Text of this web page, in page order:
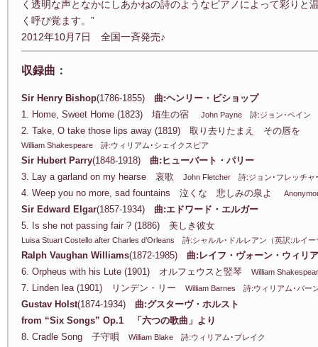
く透明な声となかにしあかねの詩のようなピアノによって彩りと
く呼び覚ます。”
2012年10月7日 全国一斉発売♪
収録曲：
Sir Henry Bishop(1786-1855) 曲:ヘンリー・ビショップ
1. Home, Sweet Home (1823) 埴生の宿
John Payne 詩:ジョン･ペイン
2. Take, O take those lips away (1819) 取り去りたまえ その唇を
William Shakespeare 詩:ウィリアム･シェイクスピア
Sir Hubert Parry(1848-1918) 曲:ヒューバート・パリー
3. Lay a garland on my hearse 哀歌
John Fletcher 詩:ジョン･フレッチャ
4. Weep you no more, sad fountains 泣くな 悲しみの泉よ
Sir Edward Elgar(1857-1934) 曲:エドワード・エルガー
5. Is she not passing fair ? (1886) 美しき彼女
Luisa Stuart Costello after Charles d’Orleans 詩:シャルル･ドルレアン（英訳:ルイー
Ralph Vaughan Williams(1872-1985) 曲:レイフ・ヴォーン・ウィリ
6. Orpheus with his Lute (1901) オルフェウスと竪琴
William
7. Linden lea (1901) リンデン・リー William Barnes 詩:ウィリアム･バー
Gustav Holst(1874-1934) 曲:グスターヴ・ホルスト
from “Six Songs” Op.1 「六つの歌曲」より
8. Cradle Song 子守唄
William Blake 詩:ウィリアム･ブレイク